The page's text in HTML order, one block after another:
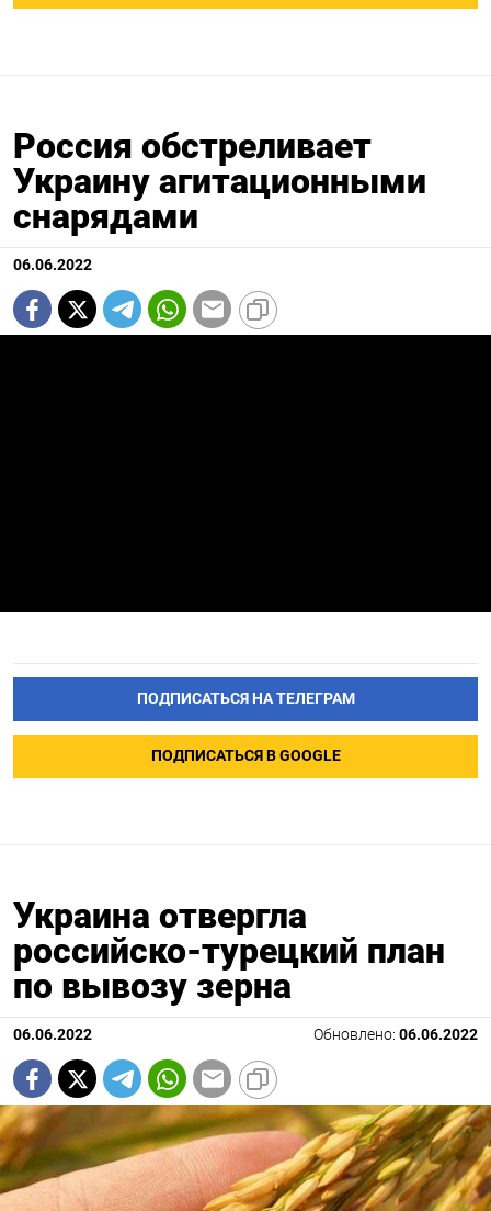
Россия обстреливает
Украину агитационными
снарядами
06.06.2022
ПОДПИСАТЬСЯ НА ТЕЛЕГРАМ
ПОДПИСАТЬСЯ В GOOGLE
Украина отвергла
российско-турецкий план
по вывозу зерна
06.06.2022 Обновлено: 06.06.2022